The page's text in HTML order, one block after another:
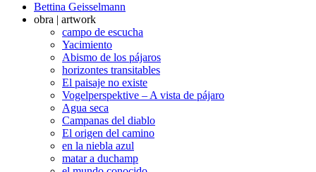
Bettina Geisselmann
obra | artwork
campo de escucha
Yacimiento
Abismo de los pájaros
horizontes transitables
El paisaje no existe
Vogelperspektive – A vista de pájaro
Agua seca
Campanas del diablo
El origen del camino
en la niebla azul
matar a duchamp